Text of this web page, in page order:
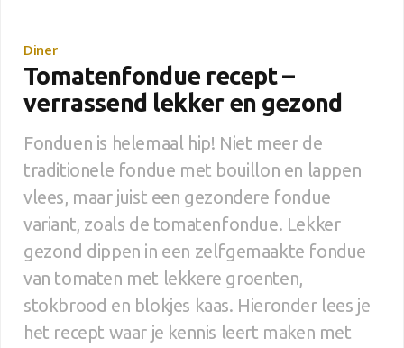
Diner
Tomatenfondue recept –
verrassend lekker en gezond
Fonduen is helemaal hip! Niet meer de
traditionele fondue met bouillon en lappen
vlees, maar juist een gezondere fondue
variant, zoals de tomatenfondue. Lekker
gezond dippen in een zelfgemaakte fondue
van tomaten met lekkere groenten,
stokbrood en blokjes kaas. Hieronder lees je
het recept waar je kennis leert maken met